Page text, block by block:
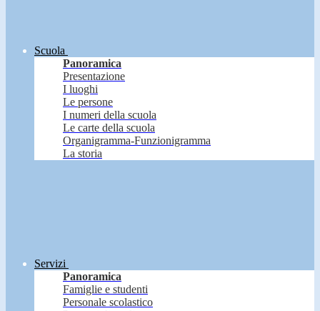
Scuola
Panoramica
Presentazione
I luoghi
Le persone
I numeri della scuola
Le carte della scuola
Organigramma-Funzionigramma
La storia
Servizi
Panoramica
Famiglie e studenti
Personale scolastico